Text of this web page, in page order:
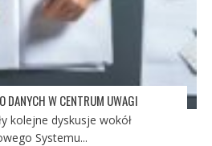
DANYCH W CENTRUM UWAGI
kolejne dyskusje wokół
Systemu...